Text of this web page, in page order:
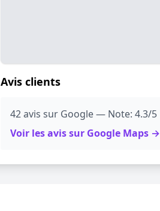
Avis clients
42 avis sur Google — Note: 4.3/5
Voir les avis sur Google Maps →